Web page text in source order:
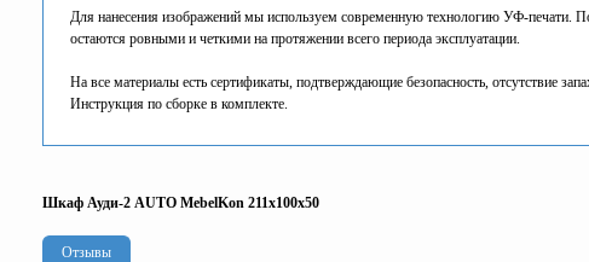
Для нанесения изображений мы используем современную технологию УФ-печати.
остаются ровными и четкими на протяжении всего периода эксплуатации.
На все материалы есть сертификаты, подтверждающие безопасность, отсутствие
Инструкция по сборке в комплекте.
Шкаф Ауди-2 AUTO MebelKon 211x100x50
Отзывы